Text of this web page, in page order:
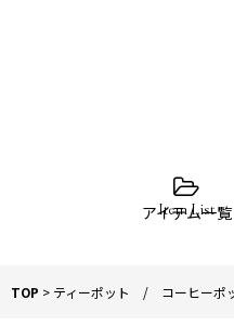
アイテム一覧
TOP > ティーポット / コーヒーポ